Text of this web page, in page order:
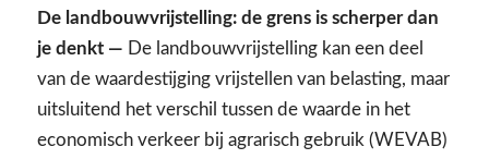
De landbouwvrijstelling: de grens is scherper dan
je denkt — De landbouwvrijstelling kan een deel
van de waardestijging vrijstellen van belasting, maar
uitsluitend het verschil tussen de waarde in het
economisch verkeer bij agrarisch gebruik (WEVAB)